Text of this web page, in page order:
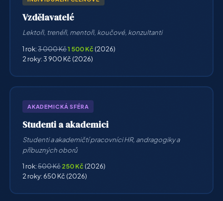
Vzdělavatelé
Lektoři, trenéři, mentoři, koučové, konzultanti
1 rok:3 000 Kč1 500 Kč (2026)
2 roky: 3 900 Kč (2026)
AKADEMICKÁ SFÉRA
Studenti a akademici
Studenti a akademičtí pracovníci HR, andragogiky a
příbuzných oborů
1 rok:500 Kč250 Kč (2026)
2 roky: 650 Kč (2026)